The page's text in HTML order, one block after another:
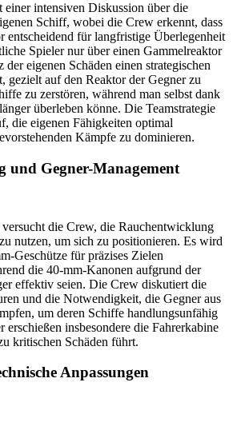
einer intensiven Diskussion über die
Schiff, wobei die Crew erkennt, dass
entscheidend für langfristige Überlegenheit
Spieler nur über einen Gammelreaktor
der eigenen Schäden einen strategischen
gezielt auf den Reaktor der Gegner zu
zu zerstören, während man selbst dank
überleben könne. Die Teamstrategie
die eigenen Fähigkeiten optimal
Kämpfe zu dominieren.
und Gegner-Management
die Crew, die Rauchentwicklung
nutzen, um sich zu positionieren. Es wird
Geschütze für präzises Zielen
die 40-mm-Kanonen aufgrund der
effektiv seien. Die Crew diskutiert die
und die Notwendigkeit, die Gegner aus
um deren Schiffe handlungsunfähig
erschießen insbesondere die Fahrerkabine
kritischen Schäden führt.
Anpassungen